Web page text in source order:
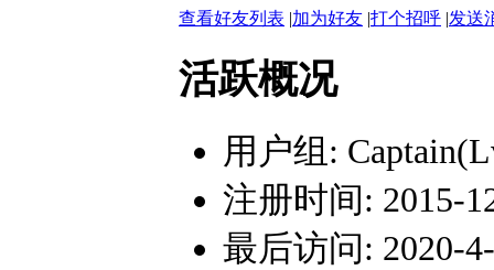
查看好友列表 |加为好友 |打个招呼 |发送
活跃概况
用户组:
注册时间: 2015-
最后访问: 2020-